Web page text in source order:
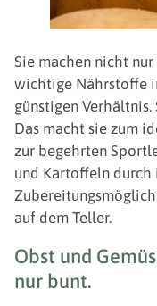
Sie machen nicht
wichtige Nährstoffe
günstigen
Das macht sie zum
zur begehrten
und Kartoffeln
auf dem Teller.
Obst und
nur bunt.